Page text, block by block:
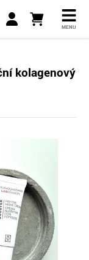
MENU
kolagenový